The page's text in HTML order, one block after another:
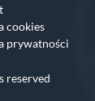
cookies
prywatności
reserved